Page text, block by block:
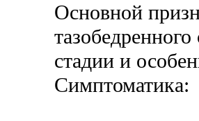
Основной
стадии и
Симптоматика: